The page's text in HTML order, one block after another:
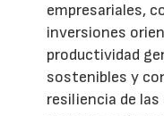
empresariales,
inversiones
productividad
sostenibles y
resiliencia de